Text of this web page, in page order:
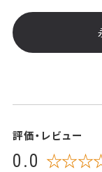
評価・レビュー
0.0